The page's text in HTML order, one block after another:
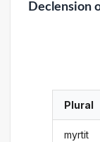
Declension
Plural
myrtit